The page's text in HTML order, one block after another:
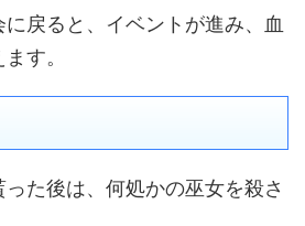
戻ると、イベントが進み、血
す。
た後は、何処かの巫女を殺さ